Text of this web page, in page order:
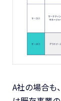
A社の場合も